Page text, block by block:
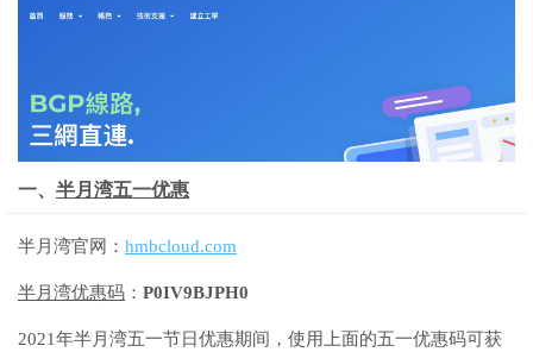
一、 半月湾五一优惠
半月湾官网： hmbcloud.com
半月湾优惠码 ： P0IV9BJPH0
2021年半月湾五一节日优惠期间，使用上面的五一优惠码可获